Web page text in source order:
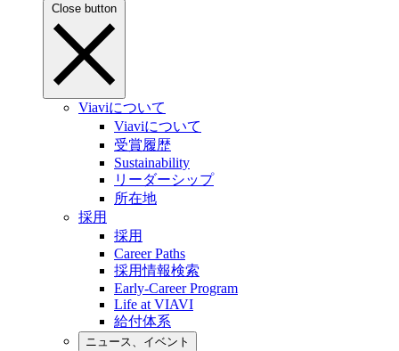
Close button
Viaviについて
Viaviについて
受賞履歴
Sustainability
リーダーシップ
所在地
採用
採用
Career Paths
採用情報検索
Early-Career Program
Life at VIAVI
給付体系
ニュース、イベント